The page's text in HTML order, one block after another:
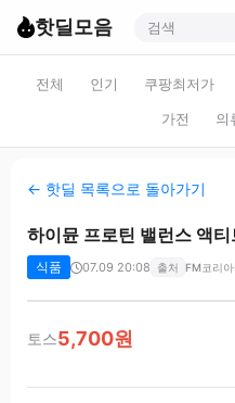
핫딜모음
전체 인기 쿠팡최저가
가전
의
← 핫딜 목록으로 돌아가기
하이뮨 프로틴 밸런스 액
식품 07.09 20:08 출처 FM코리아
토스5,700원